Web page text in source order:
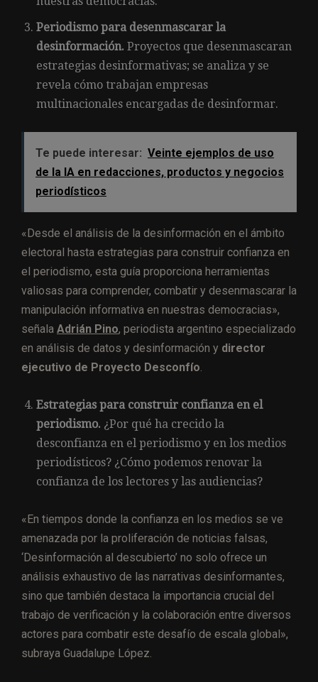
Periodismo para desenmascarar la
desinformación. Proyectos que desenmascaran
estrategias desinformativas; se analiza y se
revela cómo trabajan empresas
multinacionales encargadas de desinformar.
Te puede interesar: Veinte ejemplos de uso
de la IA en redacciones, productos y negocios
periodísticos
«Desde el análisis de la desinformación en el ámbito
electoral hasta estrategias para construir confianza en
el periodismo, esta guía proporciona herramientas
valiosas para comprender, combatir y desenmascarar la
manipulación informativa en nuestras democracias»,
señala Adrián Pino, periodista argentino especializado
en análisis de datos y desinformación y director
ejecutivo de Proyecto Desconfío
Estrategias para construir confianza en el
periodismo. ¿Por qué ha crecido la
desconfianza en el periodismo y en los medios
periodísticos? ¿Cómo podemos renovar la
confianza de los lectores y las audiencias?
«En tiempos donde la confianza en los medios se ve
amenazada por la proliferación de noticias falsas,
‘Desinformación al descubierto’ no solo ofrece un
análisis exhaustivo de las narrativas desinformantes,
sino que también destaca la importancia crucial del
trabajo de verificación y la colaboración entre diversos
actores para combatir este desafío de escala global»,
subraya Guadalupe López.